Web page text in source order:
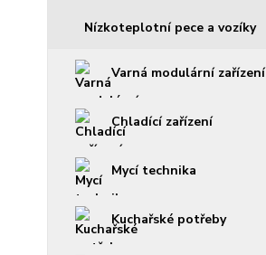
Nízkoteplotní pece a vozíky
Varná modulární zařízení
Chladící zařízení
Mycí technika
Kuchařské potřeby